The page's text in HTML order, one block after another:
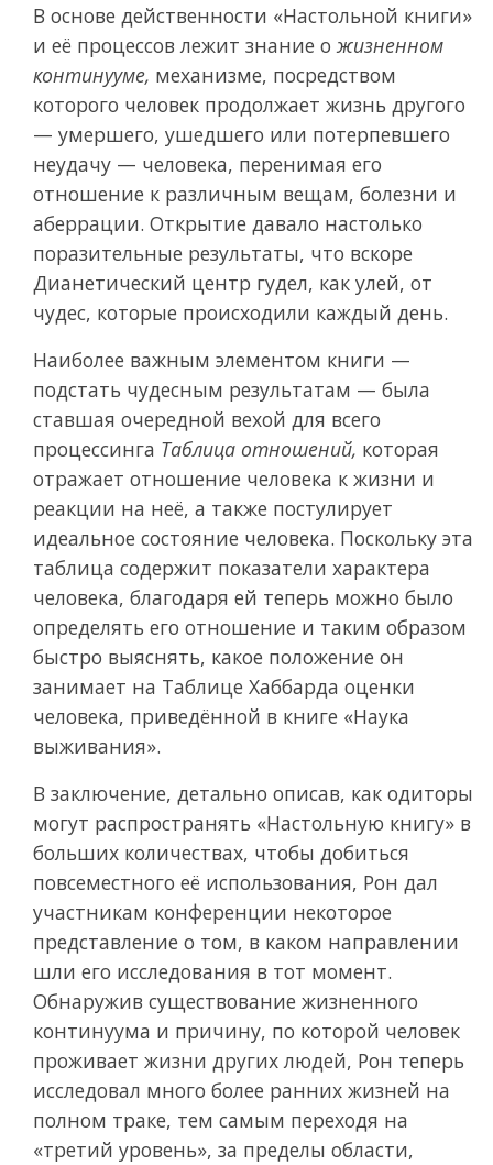
В основе действенности «Настольной книги»
и её процессов лежит знание ожизненном
континууме, механизме, посредством
которого человек продолжает жизнь другого
— умершего, ушедшего или потерпевшего
неудачу — человека, перенимая его
отношение к различным вещам, болезни и
аберрации. Открытие давало настолько
поразительные результаты, что вскоре
Дианетический центр гудел, как улей, от
чудес, которые происходили каждый день.
Наиболее важным элементом книги —
подстать чудесным результатам — была
ставшая очередной вехой для всего
процессинга Таблица отношений, которая
отражает отношение человека к жизни и
реакции на неё, а также постулирует
идеальное состояние человека. Поскольку эта
таблица содержит показатели характера
человека, благодаря ей теперь можно было
определять его отношение и таким образом
быстро выяснять, какое положение он
занимает на Таблице Хаббарда оценки
человека, приведённой в книге «Наука
выживания».
В заключение, детально описав, как одиторы
могут распространять «Настольную книгу» в
больших количествах, чтобы добиться
повсеместного её использования, Рон дал
участникам конференции некоторое
представление о том, в каком направлении
шли его исследования в тот момент.
Обнаружив существование жизненного
континуума и причину, по которой человек
проживает жизни других людей, Рон теперь
исследовал много более ранних жизней на
полном траке, тем самым переходя на
«третий уровень», за пределы области,